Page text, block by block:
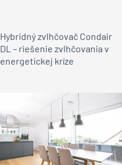
Hybridný zvlhčovač Condair
DL – riešenie zvlhčovania v
energetickej kríze